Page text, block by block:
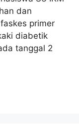
dan
primer
diabetik
tanggal 2